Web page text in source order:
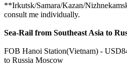
**Irkutsk/Samara/Kazan/
consult me ​​individually.
Sea-Rail from Southeast Asia to
FOB Hanoi Station(Vietnam) -
to Russia Moscow